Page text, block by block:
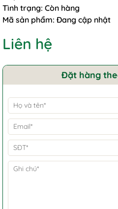
Tình trạng: Còn hàng
Mã sản phẩm: Đang cập nhật
Liên hệ
Đặt hàng